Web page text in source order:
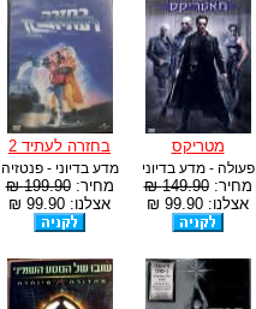
מטריקס
פעולה - מדע בדיוני
מחיר:149.90 ₪
אצלנו: 99.90 ₪
בחזרה לעתיד 2
מדע בדיוני - פנטזיה
מחיר:199.90 ₪
אצלנו: 99.90 ₪